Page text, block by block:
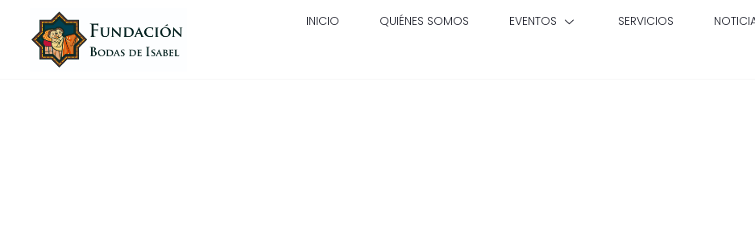
contenido
INICIO QUIÉNES SOMOS EVENTOS SERVICIOS